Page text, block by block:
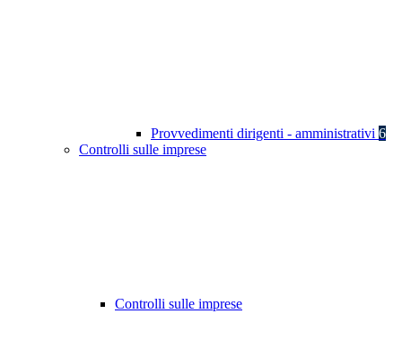
Provvedimenti dirigenti - amministrativi 6
Controlli sulle imprese
Controlli sulle imprese